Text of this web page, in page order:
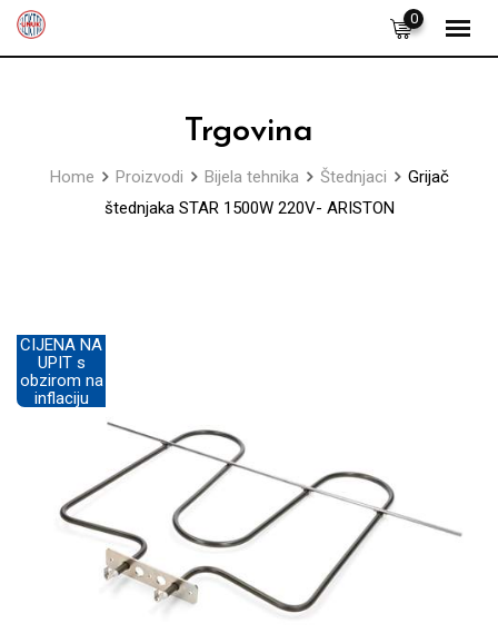
Skip
0
Trgovina
Home Proizvodi Bijela tehnika Štednjaci
Grijač
štednjaka STAR 1500W 220V- ARISTON
CIJENA NA
UPIT s
obzirom na
inflaciju